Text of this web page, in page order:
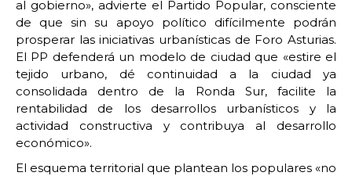
al gobierno», advierte el Partido Popular, consciente
de que sin su apoyo político difícilmente podrán
prosperar las iniciativas urbanísticas de Foro Asturias.
El PP defenderá un modelo de ciudad que «estire el
tejido urbano, dé continuidad a la ciudad ya
consolidada dentro de la Ronda Sur, facilite la
rentabilidad de los desarrollos urbanísticos y la
actividad constructiva y contribuya al desarrollo
económico».
El esquema territorial que plantean los populares «no